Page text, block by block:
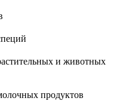
и животных
продуктов